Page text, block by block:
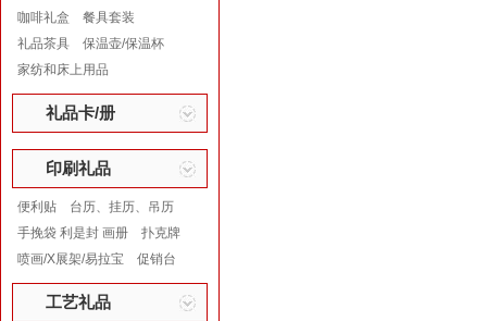
咖啡礼盒
餐具套装
礼品茶具
保温壶/保温杯
家纺和床上用品
礼品卡/册
印刷礼品
便利贴
台历、挂历、吊历
手挽袋 利是封 画册
扑克牌
喷画/X展架/易拉宝
促销台
工艺礼品